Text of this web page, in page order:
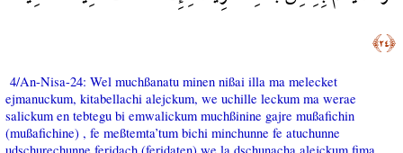
﴿٢٤﴾
4/An-Nisa-24: Wel muchßanatu minen nißai illa ma melecket
ejmanuckum, kitabellachi alejckum, we uchille leckum ma werae
salickum en tebtegu bi emwalickum muchßinine gajre mußafichin
(mußafichine) , fe meßtemta’tum bichi minchunne fe atuchunne